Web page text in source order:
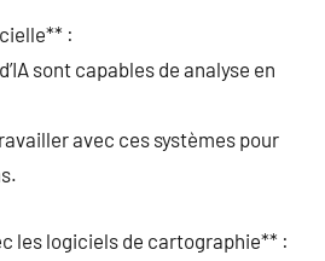
:
sont capables de analyse en
avec ces systèmes pour
les logiciels de cartographie** :